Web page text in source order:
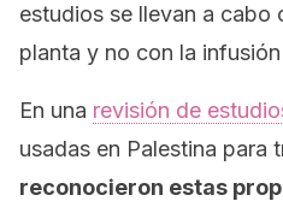
estudios se llevan a cabo
planta y no con la
En una revisión de
usadas en Palestina para
reconocieron estas